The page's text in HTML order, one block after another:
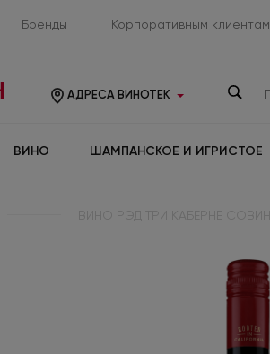
Бренды Корпоративным клиентам
АДРЕСА ВИНОТЕК
ВИНО ШАМПАНСКОЕ И ИГРИСТОЕ